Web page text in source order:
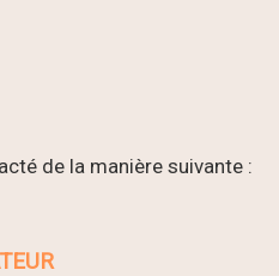
de la manière suivante :